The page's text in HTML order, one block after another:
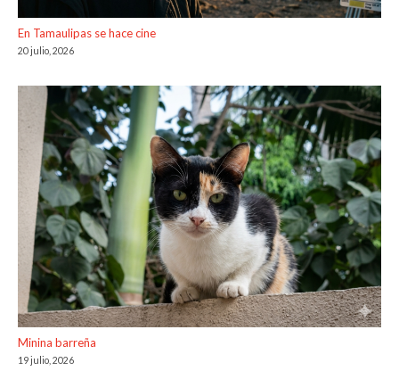
En Tamaulipas se hace cine
20 julio, 2026
Minina barreña
19 julio, 2026